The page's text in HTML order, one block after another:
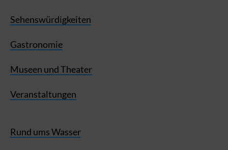
Sehenswürdigkeiten
Gastronomie
Museen und Theater
Veranstaltungen
Rund ums Wasser